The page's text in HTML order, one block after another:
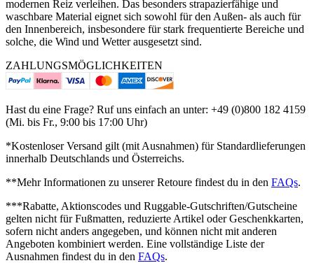
modernen Reiz verleihen. Das besonders strapazierfähige und
waschbare Material eignet sich sowohl für den Außen- als auch für
den Innenbereich, insbesondere für stark frequentierte Bereiche und
solche, die Wind und Wetter ausgesetzt sind.
ZAHLUNGSMÖGLICHKEITEN
Hast du eine Frage? Ruf uns einfach an unter: +49 (0)800 182 4159
(Mi. bis Fr., 9:00 bis 17:00 Uhr)
*Kostenloser Versand gilt (mit Ausnahmen) für Standardlieferungen
innerhalb Deutschlands und Österreichs.
**Mehr Informationen zu unserer Retoure findest du in den FAQs.
***Rabatte, Aktionscodes und Ruggable-Gutschriften/Gutscheine
gelten nicht für Fußmatten, reduzierte Artikel oder Geschenkkarten,
sofern nicht anders angegeben, und können nicht mit anderen
Angeboten kombiniert werden. Eine vollständige Liste der
Ausnahmen findest du in den FAQs.